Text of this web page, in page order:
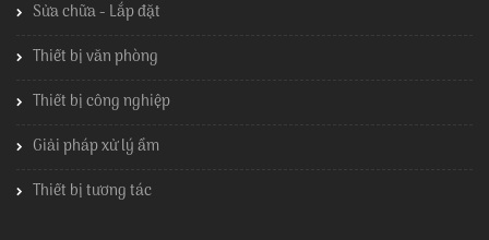
Sửa chữa - Lắp đặt
Thiết bị văn phòng
Thiết bị công nghiệp
Giải pháp xử lý ẩm
Thiết bị tương tác